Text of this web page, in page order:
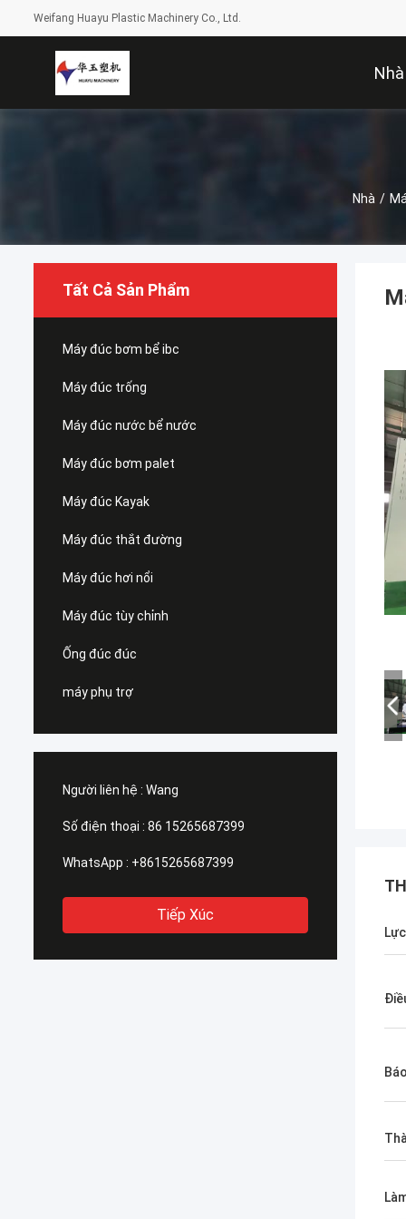
Weifang Huayu Plastic Machinery Co., Ltd.
Nhà
Nhà /
Tất Cả Sản Phẩm
Máy đúc bơm bể ibc
Máy đúc trống
Máy đúc nước bể nước
Máy đúc bơm palet
Máy đúc Kayak
Máy đúc thắt đường
Máy đúc hơi nổi
Máy đúc tùy chỉnh
Ống đúc đúc
máy phụ trợ
Người liên hệ : Wang
Số điện thoại : 86 15265687399
WhatsApp : +8615265687399
Tiếp Xúc